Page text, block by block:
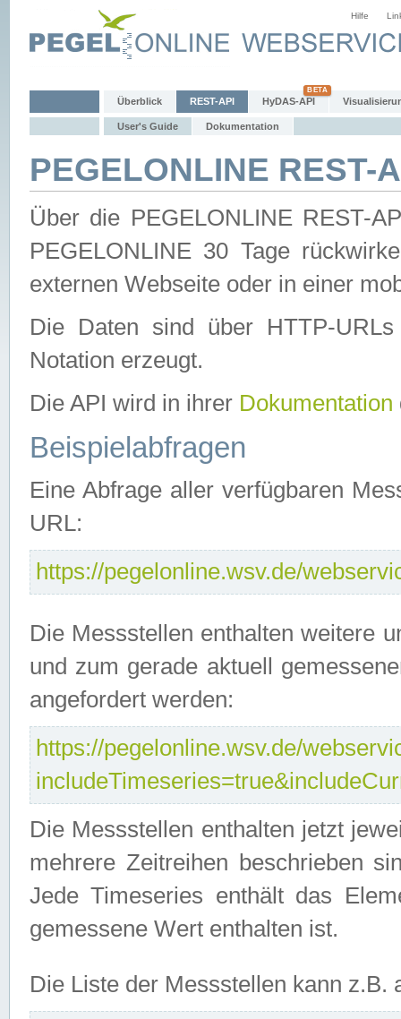
Hilfe
Überblick REST-API HyDAS-API
User's Guide Dokumentation
PEGELONLINE REST-
Über die PEGELONLINE REST-
PEGELONLINE 30 Tage
externen Webseite oder in einer
Die Daten sind über HTTP-
Notation erzeugt.
Die API wird in ihrer Dokumentation
Beispielabfragen
Eine Abfrage aller verfügbaren
URL:
https://pegelonline.wsv.de/
Die Messstellen enthalten weitere
und zum gerade aktuell
angefordert werden:
https://pegelonline.wsv.de/
Die Messstellen enthalten jetzt
mehrere Zeitreihen beschrieben
Jede Timeseries enthält das
gemessene Wert enthalten ist.
Die Liste der Messstellen kann